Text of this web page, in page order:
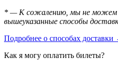
* — К сожалению, мы не можем
вышеуказанные способы
Подробнее о способах доставки
Как я могу оплатить билеты?